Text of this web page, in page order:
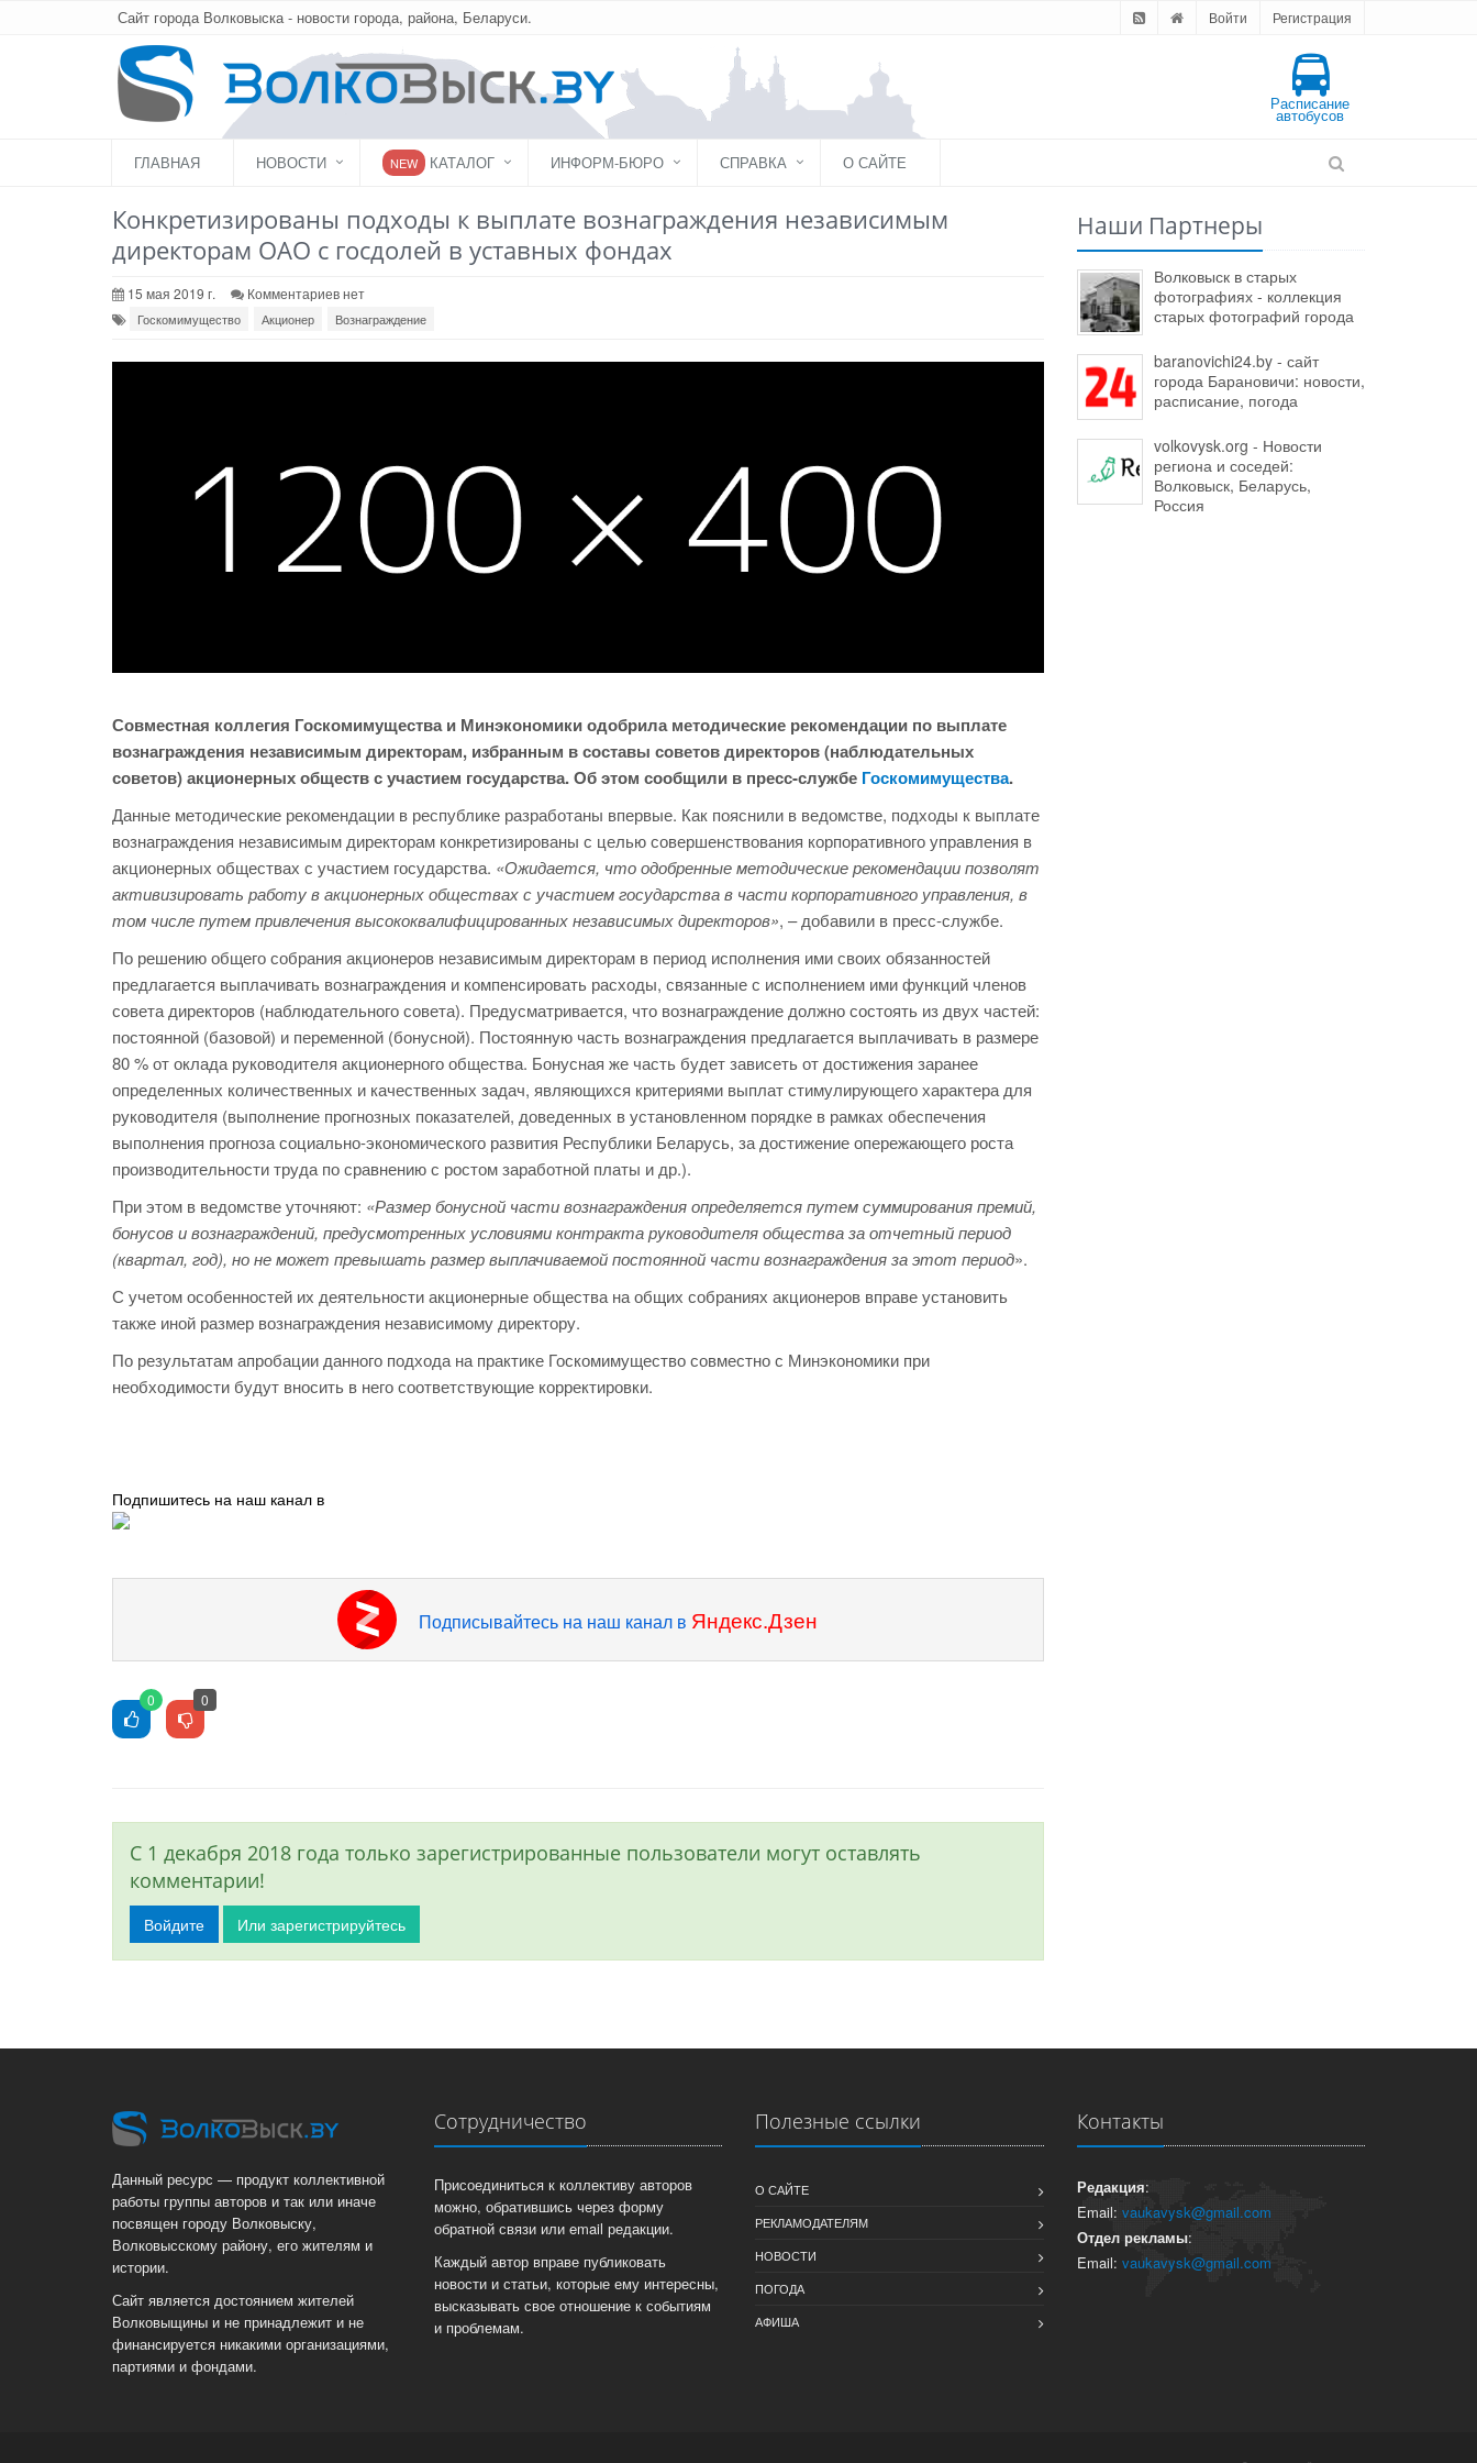
Сайт города Волковыска - новости города, района, Беларуси. Войти Регистрация
Расписание
автобусов
ГЛАВНАЯ НОВОСТИ NEW КАТАЛОГ ИНФОРМ-БЮРО СПРАВКА О САЙТЕ
Конкретизированы подходы к выплате вознаграждения независимым
директорам ОАО с госдолей в уставных фондах
15 мая 2019 г. Комментариев нет
Госкомимущество Акционер Вознаграждение
Совместная коллегия Госкомимущества и Минэкономики одобрила методические рекомендации по выплате
вознаграждения независимым директорам, избранным в составы советов директоров (наблюдательных
советов) акционерных обществ с участием государства. Об этом сообщили в пресс-службе Госкомимущества.
Данные методические рекомендации в республике разработаны впервые. Как пояснили в ведомстве, подходы к выплате
вознаграждения независимым директорам конкретизированы с целью совершенствования корпоративного управления в
акционерных обществах с участием государства. «Ожидается, что одобренные методические рекомендации позволят
активизировать работу в акционерных обществах с участием государства в части корпоративного управления, в
том числе путем привлечения высококвалифицированных независимых директоров», – добавили в пресс-службе.
По решению общего собрания акционеров независимым директорам в период исполнения ими своих обязанностей
предлагается выплачивать вознаграждения и компенсировать расходы, связанные с исполнением ими функций членов
совета директоров (наблюдательного совета). Предусматривается, что вознаграждение должно состоять из двух частей:
постоянной (базовой) и переменной (бонусной). Постоянную часть вознаграждения предлагается выплачивать в размере
80 % от оклада руководителя акционерного общества. Бонусная же часть будет зависеть от достижения заранее
определенных количественных и качественных задач, являющихся критериями выплат стимулирующего характера для
руководителя (выполнение прогнозных показателей, доведенных в установленном порядке в рамках обеспечения
выполнения прогноза социально-экономического развития Республики Беларусь, за достижение опережающего роста
производительности труда по сравнению с ростом заработной платы и др.).
При этом в ведомстве уточняют: «Размер бонусной части вознаграждения определяется путем суммирования премий,
бонусов и вознаграждений, предусмотренных условиями контракта руководителя общества за отчетный период
(квартал, год), но не может превышать размер выплачиваемой постоянной части вознаграждения за этот период».
С учетом особенностей их деятельности акционерные общества на общих собраниях акционеров вправе установить
также иной размер вознаграждения независимому директору.
По результатам апробации данного подхода на практике Госкомимущество совместно с Минэкономики при
необходимости будут вносить в него соответствующие корректировки.
Подпишитесь на наш канал в
Подписывайтесь на наш канал в Яндекс.Дзен
0 0
С 1 декабря 2018 года только зарегистрированные пользователи могут оставлять
комментарии!
Войдите Или зарегистрируйтесь
Наши Партнеры
Волковыск в старых
фотографиях - коллекция
старых фотографий города
baranovichi24.by - сайт
города Барановичи: новости,
расписание, погода
volkovysk.org - Новости
региона и соседей:
Волковыск, Беларусь,
Россия
Данный ресурс — продукт коллективной
работы группы авторов и так или иначе
посвящен городу Волковыску,
Волковысскому району, его жителям и
истории.
Сайт является достоянием жителей
Волковыщины и не принадлежит и не
финансируется никакими организациями,
партиями и фондами.
Сотрудничество
Присоединиться к коллективу авторов
можно, обратившись через форму
обратной связи или email редакции.
Каждый автор вправе публиковать
новости и статьи, которые ему интересны,
высказывать свое отношение к событиям
и проблемам.
Полезные ссылки
О САЙТЕ
РЕКЛАМОДАТЕЛЯМ
НОВОСТИ
ПОГОДА
АФИША
Контакты
Редакция:
Email: vaukavysk@gmail.com
Отдел рекламы:
Email: vaukavysk@gmail.com